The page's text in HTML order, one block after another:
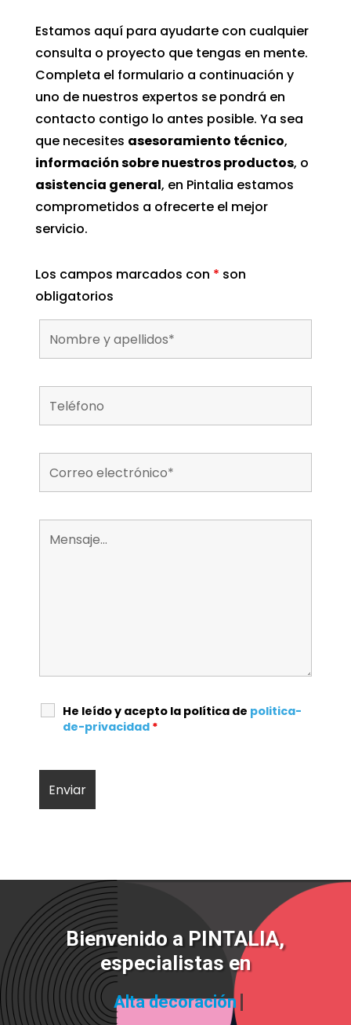
Estamos aquí para ayudarte con cualquier
consulta o proyecto que tengas en mente.
Completa el formulario a continuación y
uno de nuestros expertos se pondrá en
contacto contigo lo antes posible. Ya sea
que necesites asesoramiento técnico,
información sobre nuestros productos, o
asistencia general, en Pintalia estamos
comprometidos a ofrecerte el mejor
servicio.
Los campos marcados con * son
obligatorios
He leído y acepto la política de politica-
de-privacidad *
Bienvenido a PINTALIA,
especialistas en
Alta decoración